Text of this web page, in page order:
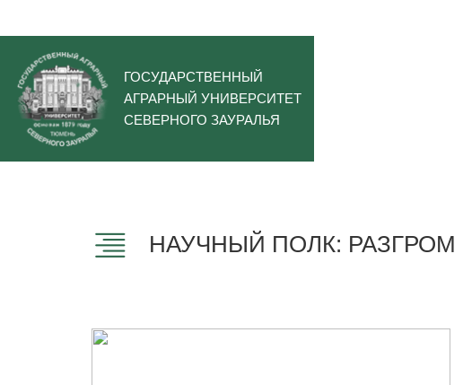
ГОСУДАРСТВЕННЫЙ
АГРАРНЫЙ УНИВЕРСИТЕТ
СЕВЕРНОГО ЗАУРАЛЬЯ
НАУЧНЫЙ ПОЛК: